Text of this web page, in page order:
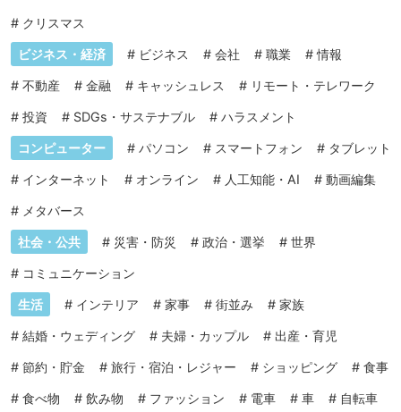
# クリスマス
ビジネス・経済 # ビジネス # 会社 # 職業 #情報
# 不動産 # 金融 # キャッシュレス # リモート・テレワーク
# 投資 # SDGs・サステナブル # ハラスメント
コンピューター # パソコン # スマートフォン # タブレット
# インターネット # オンライン # 人工知能・AI # 動画編集
# メタバース
社会・公共 # 災害・防災 # 政治・選挙 # 世界
# コミュニケーション
生活 # インテリア # 家事 # 街並み # 家族
# 結婚・ウェディング # 夫婦・カップル # 出産・育児
# 節約・貯金 # 旅行・宿泊・レジャー # ショッピング # 食事
# 食べ物 # 飲み物 # ファッション # 電車 # 車 # 自転車